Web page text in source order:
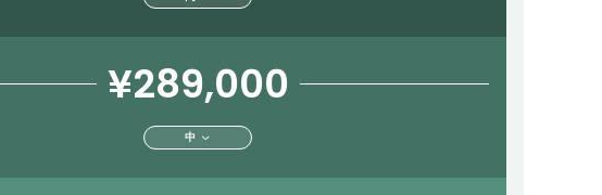
¥289,000
中